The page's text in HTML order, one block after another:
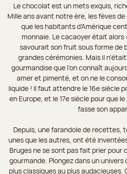
Le chocolat est un mets exquis,
Mille ans avant notre ère, les fèves
que les habitants d’Amérique
monnaie. Le cacaoyer était alors
savourait son fruit sous forme de
grandes cérémonies. Mais il
gourmandise que l’on connaît
amer et pimenté, et on ne le
liquide ! Il faut attendre le 16e siècle
en Europe, et le 17e siècle pour que
fasse son
Depuis, une farandole de recettes,
unes que les autres, ont été
Bruges ne se sont pas fait prier
gourmande. Plongez dans un
plus classiques au plus audacieuses.